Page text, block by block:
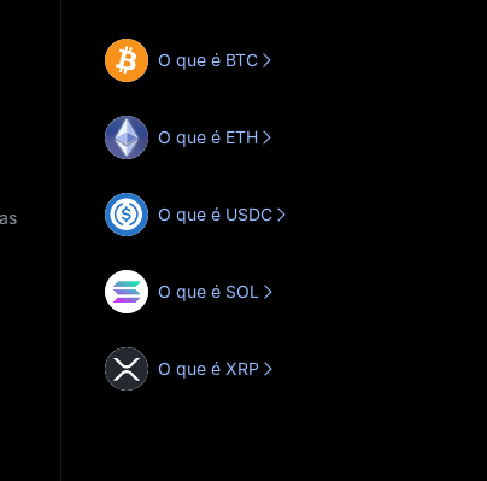
O que é BTC
O que é ETH
O que é USDC
O que é SOL
O que é XRP